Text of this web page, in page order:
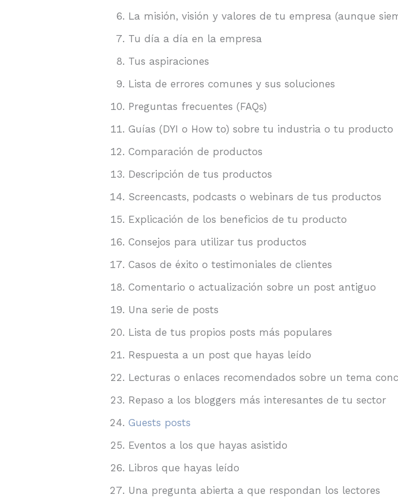
La misión, visión y valores de tu empresa (aunque
Tu día a día en la empresa
Tus aspiraciones
Lista de errores comunes y sus soluciones
Preguntas frecuentes (FAQs)
Guías (DYI o How to) sobre tu industria o tu producto
Comparación de productos
Descripción de tus productos
Screencasts, podcasts o webinars de tus productos
Explicación de los beneficios de tu producto
Consejos para utilizar tus productos
Casos de éxito o testimoniales de clientes
Comentario o actualización sobre un post antiguo
Una serie de posts
Lista de tus propios posts más populares
Respuesta a un post que hayas leído
Lecturas o enlaces recomendados sobre un tema
Repaso a los bloggers más interesantes de tu sector
Guests posts
Eventos a los que hayas asistido
Libros que hayas leído
Una pregunta abierta a que respondan los lectores